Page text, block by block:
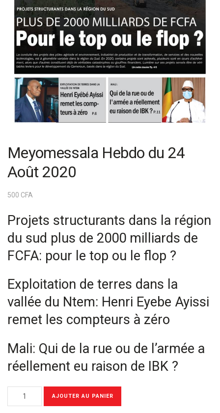
Meyomessala Hebdo du 24
Août 2020
500 CFA
Projets structurants dans la région
du sud plus de 2000 milliards de
FCFA: pour le top ou le flop ?
Exploitation de terres dans la
vallée du Ntem: Henri Eyebe Ayissi
remet les compteurs à zéro
Mali: Qui de la rue ou de l’armée a
réellement eu raison de IBK ?
AJOUTER AU PANIER